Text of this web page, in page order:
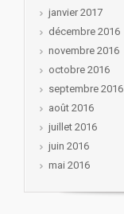
janvier 2017
décembre 2016
novembre 2016
octobre 2016
septembre 2016
août 2016
juillet 2016
juin 2016
mai 2016